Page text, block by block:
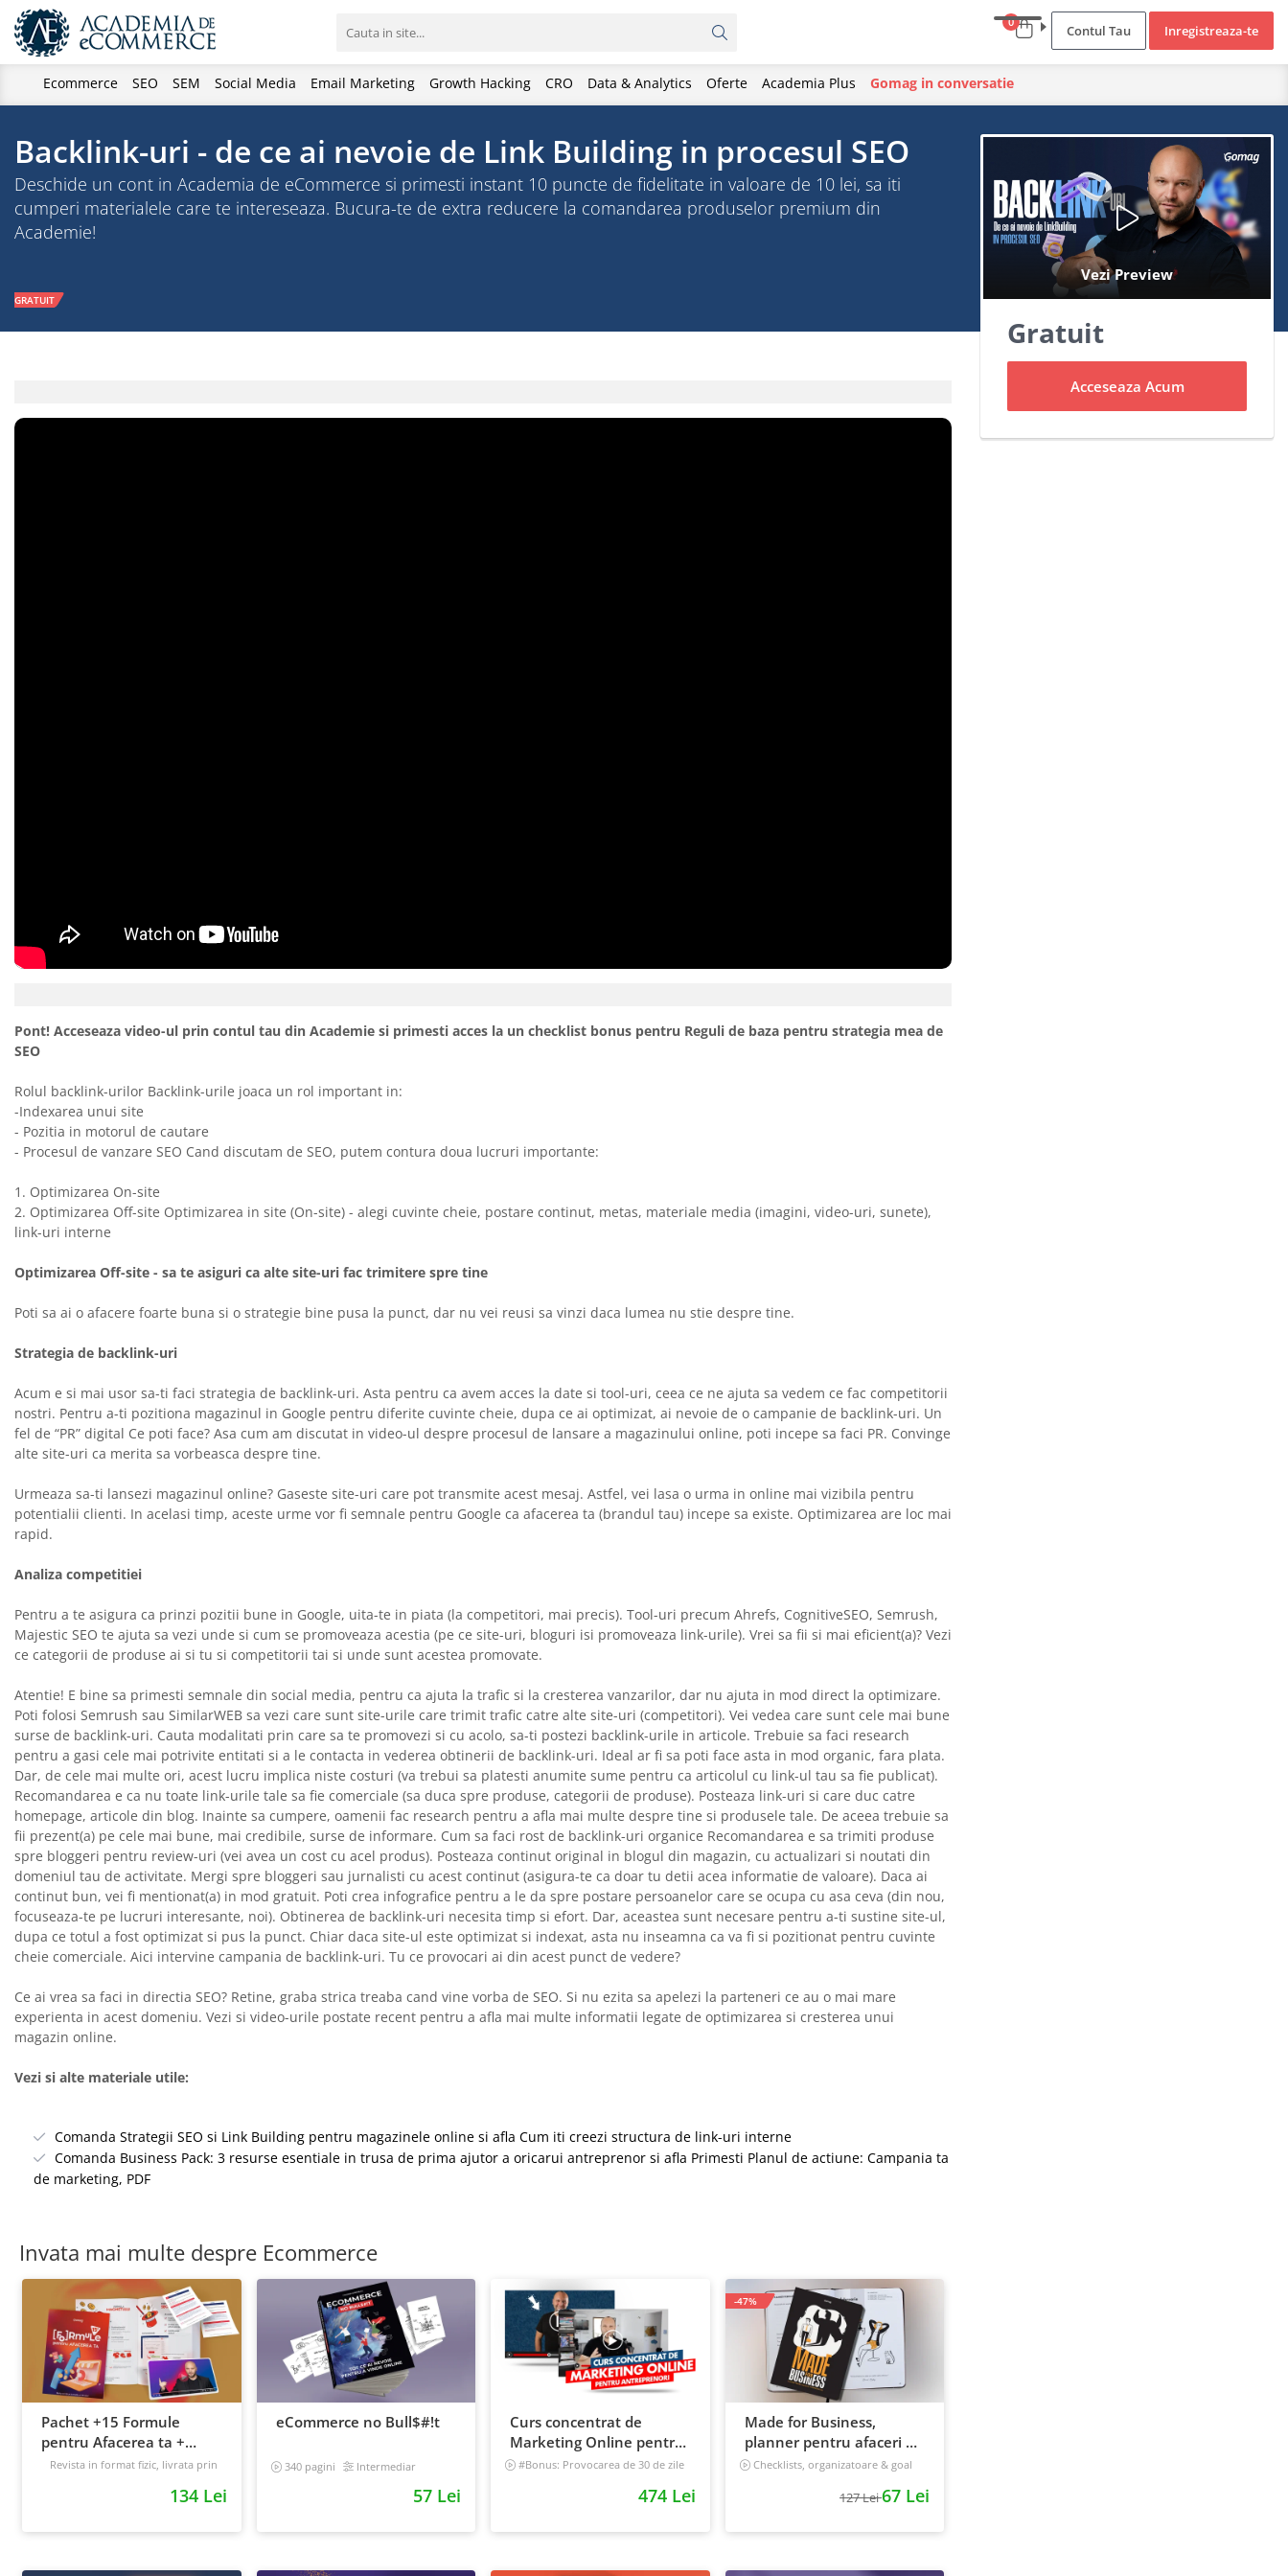
0
Contul Tau Inregistreaza-te
Ecommerce SEO SEM Social Media Email Marketing Growth Hacking CRO Data & Analytics Oferte Academia Plus Gomag in conversatie
Backlink-uri - de ce ai nevoie de Link Building in procesul SEO
Deschide un cont in Academia de eCommerce si primesti instant 10 puncte de fidelitate in valoare de 10 lei, sa iti
cumperi materialele care te intereseaza. Bucura-te de extra reducere la comandarea produselor premium din
Academie!
GRATUIT
Gratuit
Acceseaza Acum
Pont! Acceseaza video-ul prin contul tau din Academie si primesti acces la un checklist bonus pentru Reguli de baza pentru strategia mea de
SEO
Rolul backlink-urilor Backlink-urile joaca un rol important in:
-Indexarea unui site
- Pozitia in motorul de cautare
- Procesul de vanzare SEO Cand discutam de SEO, putem contura doua lucruri importante:
1. Optimizarea On-site
2. Optimizarea Off-site Optimizarea in site (On-site) - alegi cuvinte cheie, postare continut, metas, materiale media (imagini, video-uri, sunete),
link-uri interne
Optimizarea Off-site - sa te asiguri ca alte site-uri fac trimitere spre tine
Poti sa ai o afacere foarte buna si o strategie bine pusa la punct, dar nu vei reusi sa vinzi daca lumea nu stie despre tine.
Strategia de backlink-uri
Acum e si mai usor sa-ti faci strategia de backlink-uri. Asta pentru ca avem acces la date si tool-uri, ceea ce ne ajuta sa vedem ce fac competitorii
nostri. Pentru a-ti pozitiona magazinul in Google pentru diferite cuvinte cheie, dupa ce ai optimizat, ai nevoie de o campanie de backlink-uri. Un
fel de “PR” digital Ce poti face? Asa cum am discutat in video-ul despre procesul de lansare a magazinului online, poti incepe sa faci PR. Convinge
alte site-uri ca merita sa vorbeasca despre tine.
Urmeaza sa-ti lansezi magazinul online? Gaseste site-uri care pot transmite acest mesaj. Astfel, vei lasa o urma in online mai vizibila pentru
potentialii clienti. In acelasi timp, aceste urme vor fi semnale pentru Google ca afacerea ta (brandul tau) incepe sa existe. Optimizarea are loc mai
rapid.
Analiza competitiei
Pentru a te asigura ca prinzi pozitii bune in Google, uita-te in piata (la competitori, mai precis). Tool-uri precum Ahrefs, CognitiveSEO, Semrush,
Majestic SEO te ajuta sa vezi unde si cum se promoveaza acestia (pe ce site-uri, bloguri isi promoveaza link-urile). Vrei sa fii si mai eficient(a)? Vezi
ce categorii de produse ai si tu si competitorii tai si unde sunt acestea promovate.
Atentie! E bine sa primesti semnale din social media, pentru ca ajuta la trafic si la cresterea vanzarilor, dar nu ajuta in mod direct la optimizare.
Poti folosi Semrush sau SimilarWEB sa vezi care sunt site-urile care trimit trafic catre alte site-uri (competitori). Vei vedea care sunt cele mai bune
surse de backlink-uri. Cauta modalitati prin care sa te promovezi si cu acolo, sa-ti postezi backlink-urile in articole. Trebuie sa faci research
pentru a gasi cele mai potrivite entitati si a le contacta in vederea obtinerii de backlink-uri. Ideal ar fi sa poti face asta in mod organic, fara plata.
Dar, de cele mai multe ori, acest lucru implica niste costuri (va trebui sa platesti anumite sume pentru ca articolul cu link-ul tau sa fie publicat).
Recomandarea e ca nu toate link-urile tale sa fie comerciale (sa duca spre produse, categorii de produse). Posteaza link-uri si care duc catre
homepage, articole din blog. Inainte sa cumpere, oamenii fac research pentru a afla mai multe despre tine si produsele tale. De aceea trebuie sa
fii prezent(a) pe cele mai bune, mai credibile, surse de informare. Cum sa faci rost de backlink-uri organice Recomandarea e sa trimiti produse
spre bloggeri pentru review-uri (vei avea un cost cu acel produs). Posteaza continut original in blogul din magazin, cu actualizari si noutati din
domeniul tau de activitate. Mergi spre bloggeri sau jurnalisti cu acest continut (asigura-te ca doar tu detii acea informatie de valoare). Daca ai
continut bun, vei fi mentionat(a) in mod gratuit. Poti crea infografice pentru a le da spre postare persoanelor care se ocupa cu asa ceva (din nou,
focuseaza-te pe lucruri interesante, noi). Obtinerea de backlink-uri necesita timp si efort. Dar, aceastea sunt necesare pentru a-ti sustine site-ul,
dupa ce totul a fost optimizat si pus la punct. Chiar daca site-ul este optimizat si indexat, asta nu inseamna ca va fi si pozitionat pentru cuvinte
cheie comerciale. Aici intervine campania de backlink-uri. Tu ce provocari ai din acest punct de vedere?
Ce ai vrea sa faci in directia SEO? Retine, graba strica treaba cand vine vorba de SEO. Si nu ezita sa apelezi la parteneri ce au o mai mare
experienta in acest domeniu. Vezi si video-urile postate recent pentru a afla mai multe informatii legate de optimizarea si cresterea unui
magazin online.
Vezi si alte materiale utile:
Comanda Strategii SEO si Link Building pentru magazinele online si afla Cum iti creezi structura de link-uri interne
Comanda Business Pack: 3 resurse esentiale in trusa de prima ajutor a oricarui antreprenor si afla Primesti Planul de actiune: Campania ta
de marketing, PDF
Invata mai multe despre Ecommerce
Pachet +15 Formule
pentru Afacerea ta +
Prompt-uri dedicate +
Revista in format fizic, livrata prin
134 Lei
eCommerce no Bull$#!t
340 pagini Intermediar
57 Lei
Curs concentrat de
Marketing Online pentru
antreprenori
#Bonus: Provocarea de 30 de zile
474 Lei
Made for Business,
planner pentru afaceri &
viata, nedatat, 240 pagini
Checklists, organizatoare & goal
127 Lei67 Lei
-47%